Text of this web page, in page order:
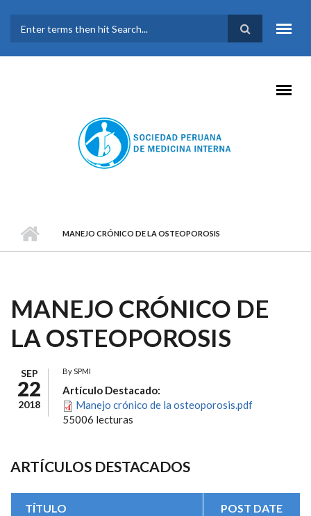
FORMULARIO DE
BÚSQUEDA
MANEJO CRÓNICO DE LA OSTEOPOROSIS
MANEJO CRÓNICO DE
LA OSTEOPOROSIS
SEP
22
2018
BySPMI
Artículo Destacado:
Manejo crónico de la osteoporosis.pdf
55006 lecturas
ARTÍCULOS DESTACADOS
TÍTULO POST DATE